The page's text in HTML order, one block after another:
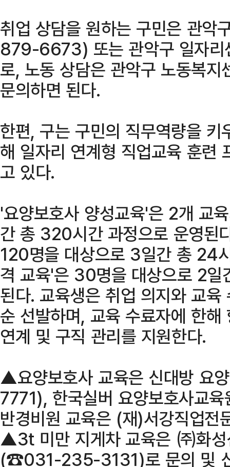
취업 상담을 원하는 구민은 관
879-6673) 또는 관악구 일자
로, 노동 상담은 관악구 노동
문의하면 된다.
한편, 구는 구민의 직무역량을
해 일자리 연계형 직업교육 훈련
고 있다.
'요양보호사 양성교육'은 2개 교
간 총 320시간 과정으로 운영된
120명을 대상으로 3일간 총 24
격 교육'은 30명을 대상으로 2일
된다. 교육생은 취업 의지와 교
순 선발하며, 교육 수료자에 한
연계 및 구직 관리를 지원한다.
▲요양보호사 교육은 신대방
7771), 한국실버 요양보호사
반경비원 교육은 (재)서강직
▲3t 미만 지게차 교육은 ㈜화성
(☎031-235-3131)로 문의 및